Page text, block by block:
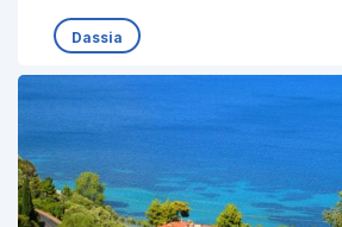
Dassia